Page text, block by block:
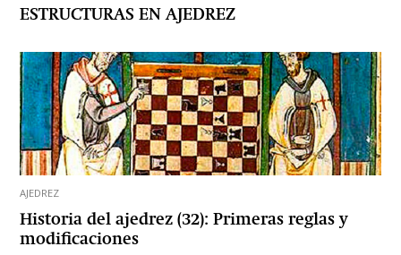
ESTRUCTURAS EN AJEDREZ
AJEDREZ
Historia del ajedrez (32): Primeras reglas y
modificaciones